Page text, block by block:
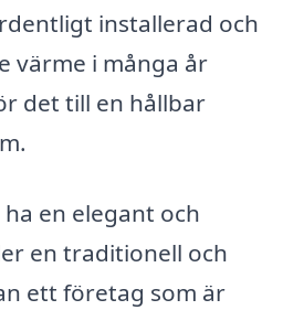
installerad och
värme i många år
det till en hållbar
en elegant och
en traditionell och
ett företag som är